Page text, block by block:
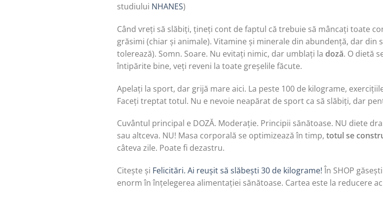
studiului NHANES)
Când vreți să slăbiți, țineți cont de faptul că trebuie să mâncați toate
grăsimi (chiar și animale). Vitamine și minerale din abundență, dar din
tolerează). Somn. Soare. Nu evitați nimic, dar umblați la doză. O dietă
întipărite bine, veți reveni la toate greșelile făcute.
Apelați la sport, dar grijă mare aici. La peste 100 de kilograme,
Faceți treptat totul. Nu e nevoie neapărat de sport ca să slăbiți, dar
Cuvântul principal e DOZĂ. Moderație. Principii sănătoase. NU diete
sau altceva. NU! Masa corporală se optimizează în timp, totul se
câteva zile. Poate fi dezastru.
Citește și Felicitări. Ai reușit să slăbești 30 de kilograme!În SHOP
enorm în înțelegerea alimentației sănătoase. Cartea este la reducere